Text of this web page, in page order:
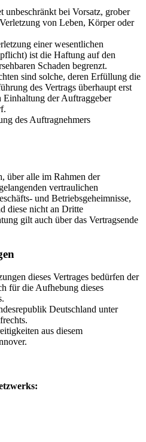
unbeschränkt bei Vorsatz, grober
von Leben, Körper oder
einer wesentlichen
ist die Haftung auf den
Schaden begrenzt.
sind solche, deren Erfüllung die
des Vertrags überhaupt erst
Einhaltung der Auftraggeber
des Auftragnehmers
über alle im Rahmen der
vertraulichen
und Betriebsgeheimnisse,
diese nicht an Dritte
gilt auch über das Vertragsende
dieses Vertrages bedürfen der
für die Aufhebung dieses
Deutschland unter
aus diesem